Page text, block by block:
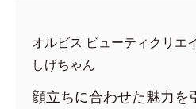
オルビス ビューティクリエ
しげちゃん
顔立ちに合わせた魅力を